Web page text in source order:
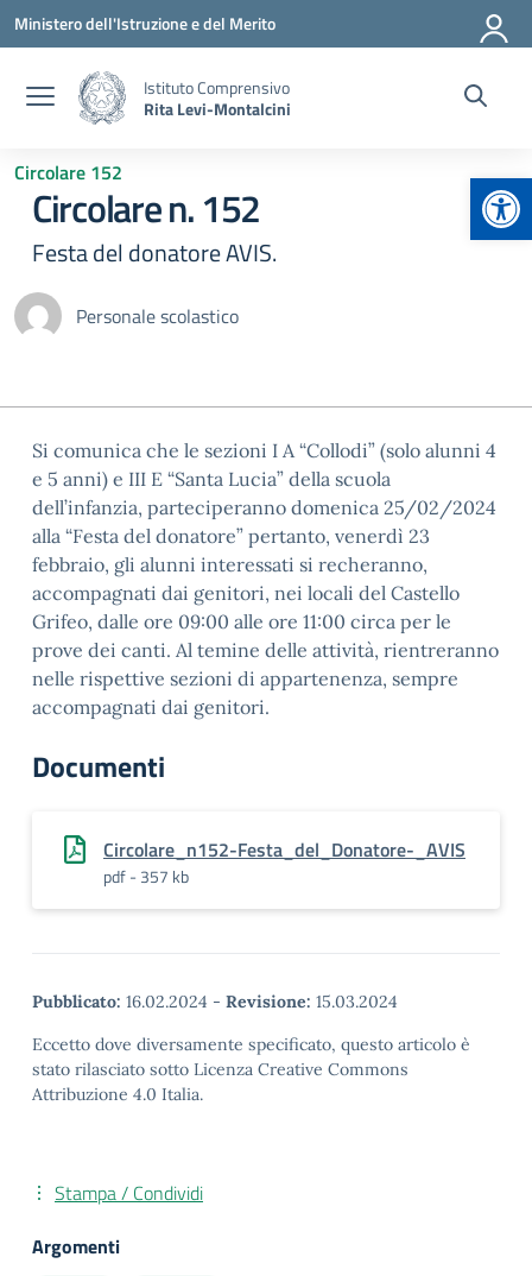
Vai ai contenuti
Vai al menu di navigazione
Vai al footer
Ministero dell'Istruzione e del Merito
Istituto Comprensivo
Rita Levi-Montalcini
Circolare 152
Circolare n. 152
Festa del donatore AVIS.
Personale scolastico
Si comunica che le sezioni I A “Collodi” (solo alunni 4
e 5 anni) e III E “Santa Lucia” della scuola
dell’infanzia, parteciperanno domenica 25/02/2024
alla “Festa del donatore” pertanto, venerdì 23
febbraio, gli alunni interessati si recheranno,
accompagnati dai genitori, nei locali del Castello
Grifeo, dalle ore 09:00 alle ore 11:00 circa per le
prove dei canti. Al temine delle attività, rientreranno
nelle rispettive sezioni di appartenenza, sempre
accompagnati dai genitori.
Documenti
Circolare_n152-Festa_del_Donatore-_AVIS
pdf - 357 kb
Pubblicato: 16.02.2024 - Revisione: 15.03.2024
Eccetto dove diversamente specificato, questo articolo è
stato rilasciato sotto Licenza Creative Commons
Attribuzione 4.0 Italia.
Stampa / Condividi
Argomenti